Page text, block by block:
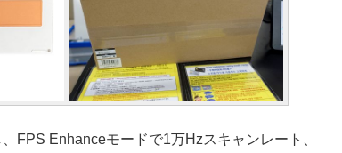
FPS Enhanceモードで1万Hzスキャンレート、